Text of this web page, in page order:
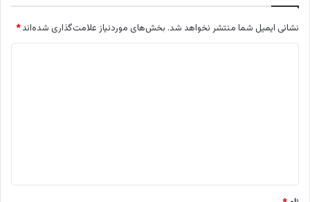
نشانی ایمیل شما منتشر نخواهد شد. بخش‌های موردنیاز علامت‌گذاری شده‌اند*